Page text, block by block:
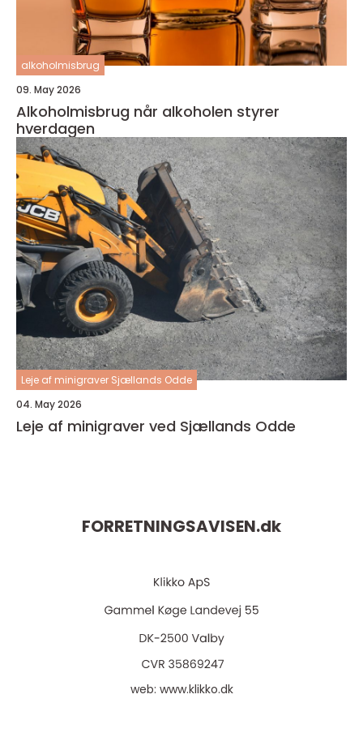
alkoholmisbrug
09. May 2026
Alkoholmisbrug når alkoholen styrer
hverdagen
Leje af minigraver Sjællands Odde
04. May 2026
Leje af minigraver ved Sjællands Odde
FORRETNINGSAVISEN.dk
web: www.klikko.dk